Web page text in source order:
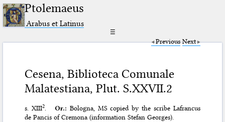
Ptolemaeus
Arabus et Latinus
☰
Previous Next
Cesena, Biblioteca Comunale
Malatestiana, Plut. S.XXVII.2
s. XIII2 Or.: Bologna, MS copied by the scribe Lafrancus
de Pancis of Cremona (information Stefan Georges).